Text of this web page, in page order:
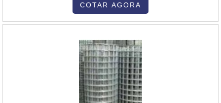
sempre o que há de melhor no segmento, que pode ser conferido,
COTAR AGORA